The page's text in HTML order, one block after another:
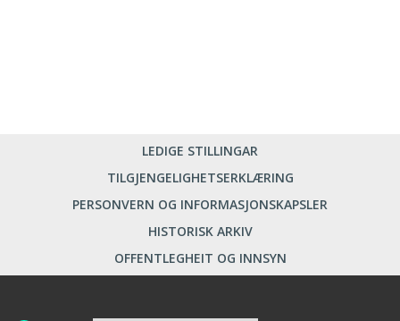
LEDIGE STILLINGAR
TILGJENGELIGHETSERKLÆRING
PERSONVERN OG INFORMASJONSKAPSLER
HISTORISK ARKIV
OFFENTLEGHEIT OG INNSYN